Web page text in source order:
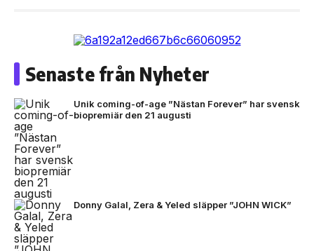
Senaste från Nyheter
Unik coming-of-age ”Nästan Forever” har svensk
biopremiär den 21 augusti
Donny Galal, Zera & Yeled släpper ”JOHN WICK”